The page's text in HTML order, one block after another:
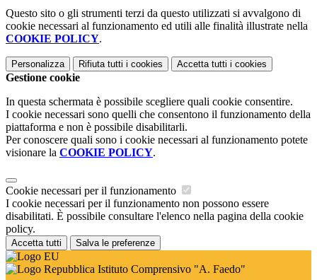
Questo sito o gli strumenti terzi da questo utilizzati si avvalgono di
cookie necessari al funzionamento ed utili alle finalità illustrate nella
COOKIE POLICY.
Personalizza Rifiuta tutti i cookies Accetta tutti i cookies
Gestione cookie
In questa schermata è possibile scegliere quali cookie consentire.
I cookie necessari sono quelli che consentono il funzionamento della
piattaforma e non è possibile disabilitarli.
Per conoscere quali sono i cookie necessari al funzionamento potete
visionare la COOKIE POLICY.
Cookie necessari per il funzionamento
I cookie necessari per il funzionamento non possono essere
disabilitati. È possibile consultare l'elenco nella pagina della cookie
policy.
Accetta tutti Salva le preferenze
Istituto Comprensivo "A. Faedo"